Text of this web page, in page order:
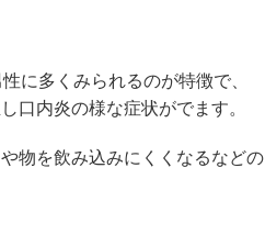
に多くみられるのが特徴で、
口内炎の様な症状がでます。
物を飲み込みにくくなるなどの